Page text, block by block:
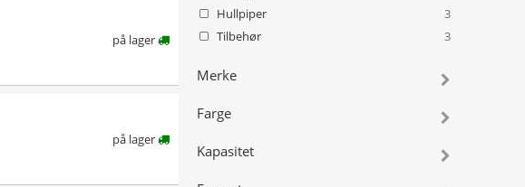
på lager
på lager
Hullpiper
3
Tilbehør
3
Merke
Farge
Kapasitet